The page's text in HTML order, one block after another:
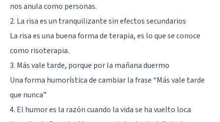
nos anula como personas.
2. La risa es un tranquilizante sin efectos secundarios
La risa es una buena forma de terapia, es lo que se conoce
como risoterapia.
3. Más vale tarde, porque por la mañana duermo
Una forma humorística de cambiar la frase “Más vale tarde
que nunca”
4. El humor es la razón cuando la vida se ha vuelto loca